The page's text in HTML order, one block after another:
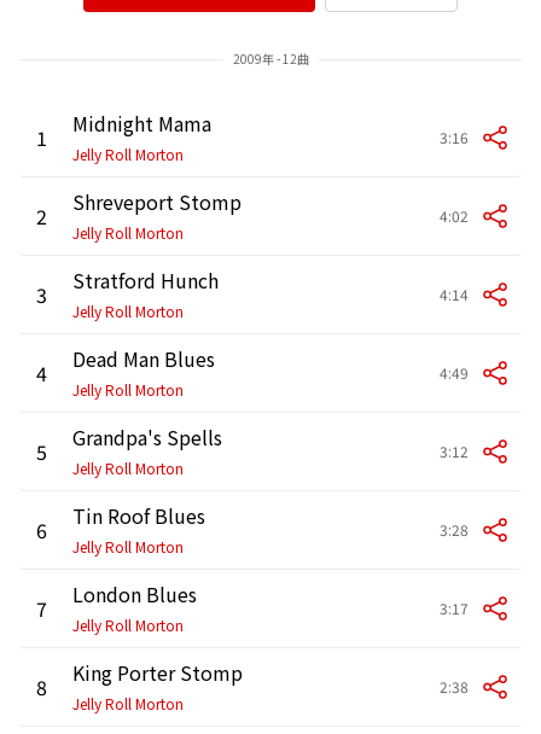
2009年 - 12曲
1 Midnight Mama
Jelly Roll Morton
3:16
2 Shreveport Stomp
Jelly Roll Morton
4:02
3 Stratford Hunch
Jelly Roll Morton
4:14
4 Dead Man Blues
Jelly Roll Morton
4:49
5 Grandpa's Spells
Jelly Roll Morton
3:12
6 Tin Roof Blues
Jelly Roll Morton
3:28
7 London Blues
Jelly Roll Morton
3:17
8 King Porter Stomp
Jelly Roll Morton
2:38